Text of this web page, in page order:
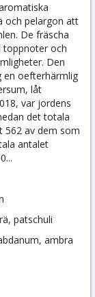
och pelargon att
De fräscha
toppnoter och
Den
en oefterhärmlig
låt
var jordens
det totala
562 av dem som
antalet
patschuli
ambra